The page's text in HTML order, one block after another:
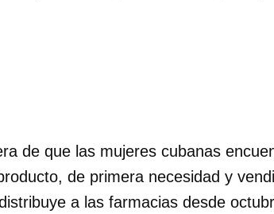
de que las mujeres cubanas
de primera necesidad y
a las farmacias desde